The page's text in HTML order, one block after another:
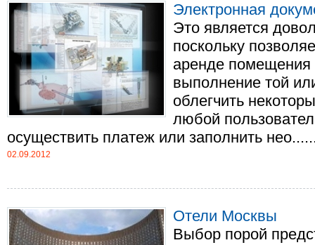
Электронная
Это является
поскольку
аренде помещения
выполнение той
облегчить
любой
осуществить платеж или заполнить
02.09.2012
Отели Москвы
Выбор порой